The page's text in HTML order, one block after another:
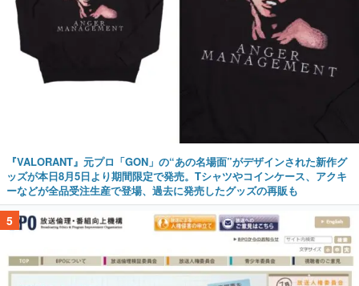
『VALORANT』元プロ「GON」の“あの名場面”がデザインされた新作グ
ッズが本日8月5日より期間限定で発売。Tシャツやコインケース、アクキ
ーなどが全品受注生産で登場、過去に発売したグッズの再販も
5